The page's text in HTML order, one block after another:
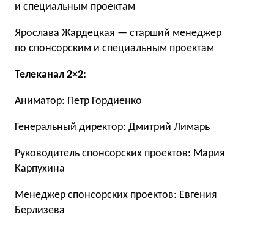
и специальным проектам
Ярослава Жардецкая — старший менеджер
по спонсорским и специальным проектам
Телеканал 2×2:
Аниматор: Петр Гордиенко
Генеральный директор: Дмитрий Лимарь
Руководитель спонсорских проектов: Мария
Карпухина
Менеджер спонсорских проектов: Евгения
Берлизева